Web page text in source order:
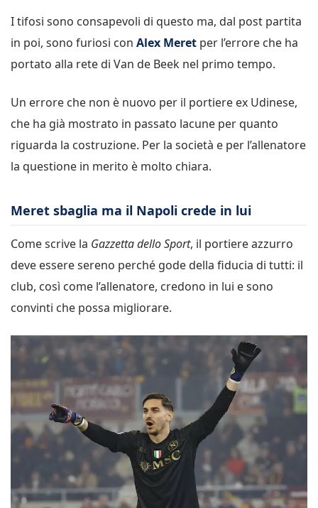
I tifosi sono consapevoli di questo ma, dal post partita
in poi, sono furiosi con Alex Meret per l’errore che ha
portato alla rete di Van de Beek nel primo tempo.
Un errore che non è nuovo per il portiere ex Udinese,
che ha già mostrato in passato lacune per quanto
riguarda la costruzione. Per la società e per l’allenatore
la questione in merito è molto chiara.
Meret sbaglia ma il Napoli crede in lui
Come scrive la Gazzetta dello Sport, il portiere azzurro
deve essere sereno perché gode della fiducia di tutti: il
club, così come l’allenatore, credono in lui e sono
convinti che possa migliorare.